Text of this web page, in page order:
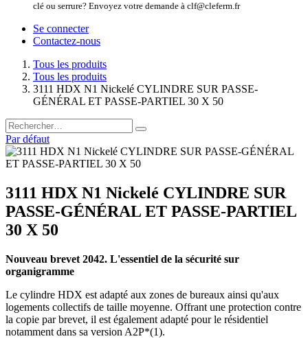
clé ou serrure? Envoyez votre demande à clf@cleferm.fr
Se connecter
Contactez-nous
Tous les produits
Tous les produits
3111 HDX N1 Nickelé CYLINDRE SUR PASSE-
GÉNÉRAL ET PASSE-PARTIEL 30 X 50
Par défaut
3111 HDX N1 Nickelé CYLINDRE SUR
PASSE-GÉNÉRAL ET PASSE-PARTIEL
30 X 50
Nouveau brevet 2042. L'essentiel de la sécurité sur
organigramme
Le cylindre HDX est adapté aux zones de bureaux ainsi qu'aux
logements collectifs de taille moyenne. Offrant une protection contre
la copie par brevet, il est également adapté pour le résidentiel
notamment dans sa version A2P*(1).